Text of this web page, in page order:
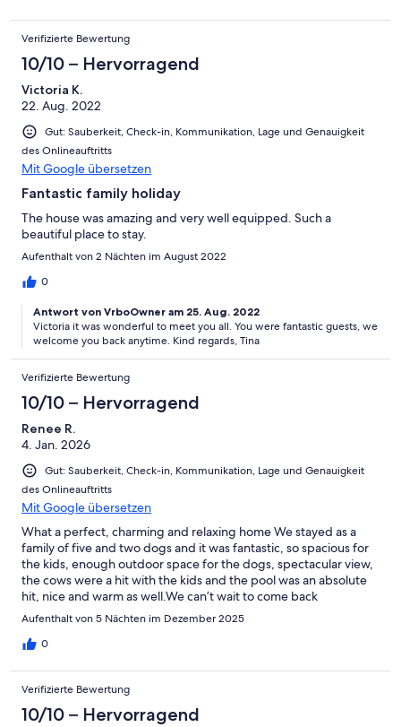
Verifizierte Bewertung
10/10 – Hervorragend
Victoria K.
22. Aug. 2022
Gut: Sauberkeit, Check-in, Kommunikation, Lage und Genauigkeit
des Onlineauftritts
Mit Google übersetzen
Fantastic family holiday
The house was amazing and very well equipped. Such a
beautiful place to stay.
Aufenthalt von 2 Nächten im August 2022
0
Antwort von VrboOwner am 25. Aug. 2022
Victoria it was wonderful to meet you all. You were fantastic guests, we
welcome you back anytime. Kind regards, Tina
Verifizierte Bewertung
10/10 – Hervorragend
Renee R.
4. Jan. 2026
Gut: Sauberkeit, Check-in, Kommunikation, Lage und Genauigkeit
des Onlineauftritts
Mit Google übersetzen
What a perfect, charming and relaxing home We stayed as a
family of five and two dogs and it was fantastic, so spacious for
the kids, enough outdoor space for the dogs, spectacular view,
the cows were a hit with the kids and the pool was an absolute
hit, nice and warm as well.We can’t wait to come back
Aufenthalt von 5 Nächten im Dezember 2025
0
Verifizierte Bewertung
10/10 – Hervorragend